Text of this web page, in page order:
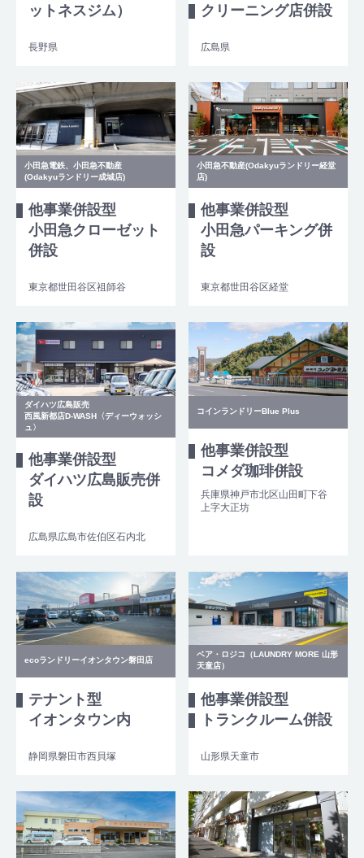
ットネスジム）
長野県
クリーニング店併設
広島県
小田急電鉄、小田急不動産
(Odakyuランドリー成城店)
他事業併設型
小田急クローゼット
併設
東京都世田谷区祖師谷
小田急不動産(Odakyuランドリー経堂
店)
他事業併設型
小田急パーキング併
設
東京都世田谷区経堂
ダイハツ広島販売
西風新都店D-WASH〈ディーウォッシ
ュ〉
他事業併設型
ダイハツ広島販売併
設
広島県広島市佐伯区石内北
コインランドリーBlue Plus
他事業併設型
コメダ珈琲併設
兵庫県神戸市北区山田町下谷
上字大正坊
ecoランドリーイオンタウン磐田店
テナント型
イオンタウン内
静岡県磐田市西貝塚
ベア・ロジコ（LAUNDRY MORE 山形
天童店）
他事業併設型
トランクルーム併設
山形県天童市